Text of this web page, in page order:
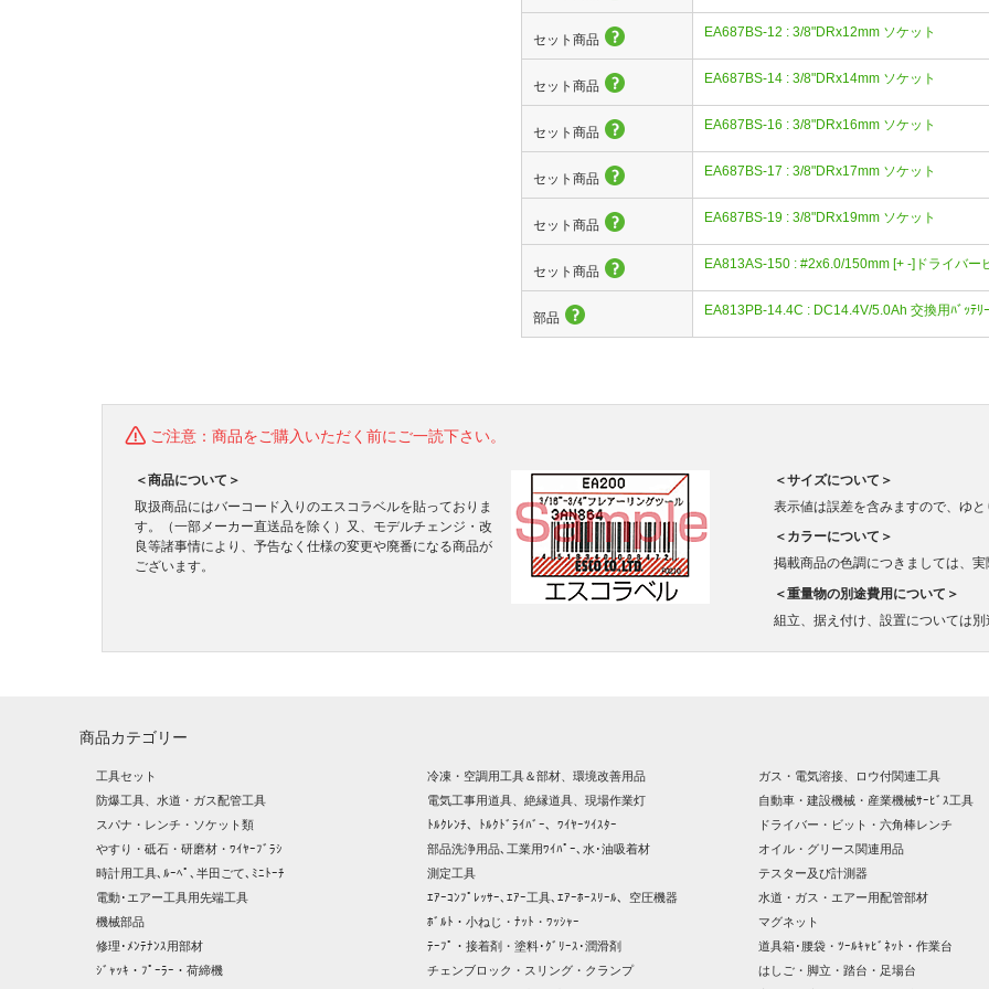
セット商品 EA687BS-12 : 3/8"DRx12mm ソケット
セット商品 EA687BS-14 : 3/8"DRx14mm ソケット
セット商品 EA687BS-16 : 3/8"DRx16mm ソケット
セット商品 EA687BS-17 : 3/8"DRx17mm ソケット
セット商品 EA687BS-19 : 3/8"DRx19mm ソケット
セット商品 EA813AS-150 : #2x6.0/150mm [+ -]ドライバー
部品 EA813PB-14.4C : DC14.4V/5.0Ah 交換用ﾊﾞｯﾃﾘ
ご注意：商品をご購入いただく前にご一読下さい。
＜商品について＞
取扱商品にはバーコード入りのエスコラベルを貼っておりま
す。（一部メーカー直送品を除く）又、モデルチェンジ・改
良等諸事情により、予告なく仕様の変更や廃番になる商品が
ございます。
＜サイズについて＞
表示値は誤差を含みますので、ゆ
＜カラーについて＞
掲載商品の色調につきましては、
＜重量物の別途費用について＞
組立、据え付け、設置については別
商品カテゴリー
工具セット 冷凍・空調用工具＆部材、環境改善用品 ガス・電気溶接、ロウ付関連工具
防爆工具、水道・ガス配管工具
電気工事用道具、絶縁道具、現場作業灯 自動車・建設機械・産業機械ｻｰﾋﾞｽ工具
スパナ・レンチ・ソケット類
ﾄﾙｸﾚﾝﾁ、ﾄﾙｸﾄﾞﾗｲﾊﾞｰ、ﾜｲﾔｰﾂｲｽﾀｰ ドライバー・ビット・六角棒レンチ
やすり・砥石・研磨材・ﾜｲﾔｰﾌﾞﾗｼ
部品洗浄用品､工業用ﾜｲﾊﾟｰ､水･油吸着材 オイル・グリース関連用品
時計用工具､ﾙｰﾍﾟ､半田ごて､ﾐﾆﾄｰﾁ
測定工具 テスター及び計測器
電動･エアー工具用先端工具
ｴｱｰｺﾝﾌﾟﾚｯｻｰ､ｴｱｰ工具､ｴｱｰﾎｰｽﾘｰﾙ、空圧機器 水道・ガス・エアー用配管部材
機械部品
ﾎﾞﾙﾄ・小ねじ・ﾅｯﾄ・ﾜｯｼｬｰ マグネット
修理･ﾒﾝﾃﾅﾝｽ用部材
ﾃｰﾌﾟ・接着剤・塗料･ｸﾞﾘｰｽ･潤滑剤 道具箱･腰袋・ﾂｰﾙｷｬﾋﾞﾈｯﾄ・作業台
ｼﾞｬｯｷ・ﾌﾟｰﾗｰ・荷締機
チェンブロック・スリング・クランプ はしご・脚立・踏台・足場台